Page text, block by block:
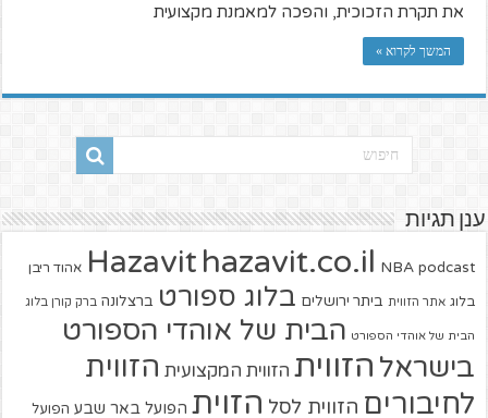
את תקרת הזכוכית, והפכה למאמנת מקצועית
המשך לקרוא »
ענן תגיות
Hazavit hazavit.co.il NBA podcast אהוד ריבן
בלוג אתר הזווית ביתר ירושלים בלוג ספורט ברצלונה ברק קורן בלוג
הבית של אוהדי הספורט הבית של אוהדי הספורט
בישראל הזווית הזווית המקצועית הזווית
לחיבורים הזווית לסל הזוית הפועל באר שבע הפועל